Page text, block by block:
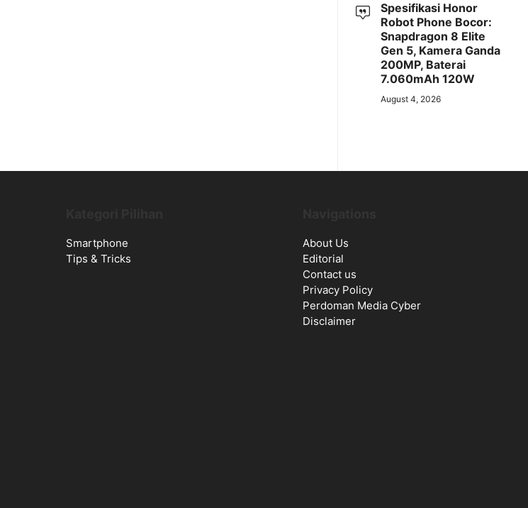
Spesifikasi Honor
Robot Phone Bocor:
Snapdragon 8 Elite
Gen 5, Kamera Ganda
200MP, Baterai
7.060mAh 120W
August 4, 2026
Smartphone
Tips & Tricks
About Us
Editorial
Contact us
Privacy Policy
Perdoman Media Cyber
Disclaimer